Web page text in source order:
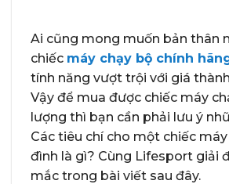
Ai cũng mong muốn bản thân
chiếc máy chạy bộ chính
tính năng vượt trội với giá
Vậy để mua được chiếc máy
lượng thì bạn cần phải lưu ý
Các tiêu chí cho một chiếc
đình là gì? Cùng Lifesport giải
mắc trong bài viết sau đây.